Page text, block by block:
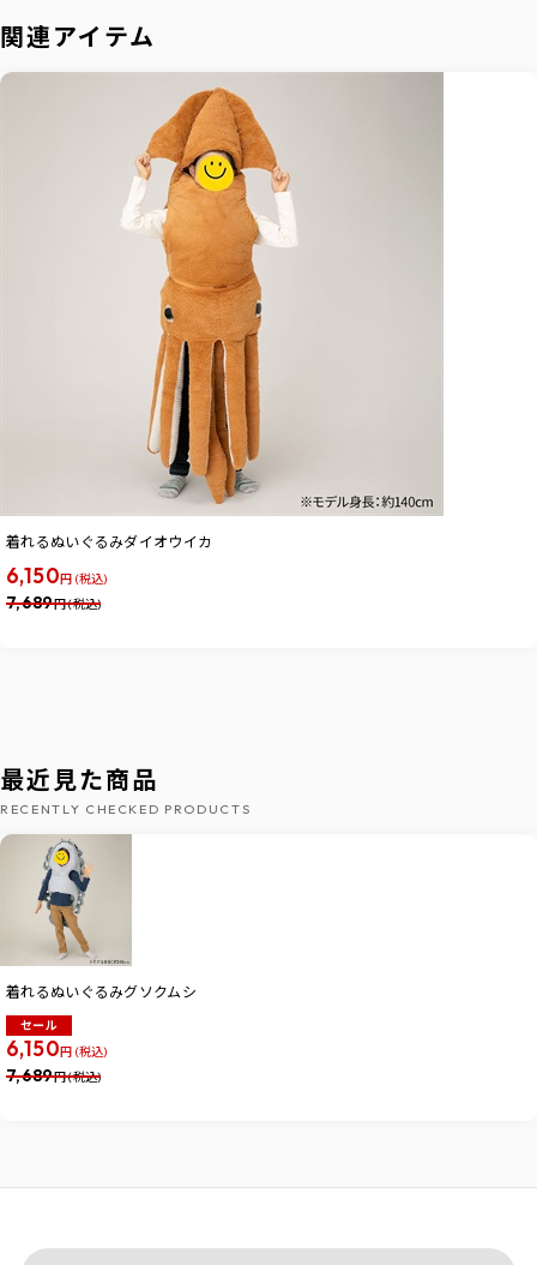
関連アイテム
着れるぬいぐるみダイオウイカ
6,150円 (税込)
7,689円 (税込)
最近見た商品
RECENTLY CHECKED PRODUCTS
着れるぬいぐるみグソクムシ
セール
6,150円 (税込)
7,689円 (税込)